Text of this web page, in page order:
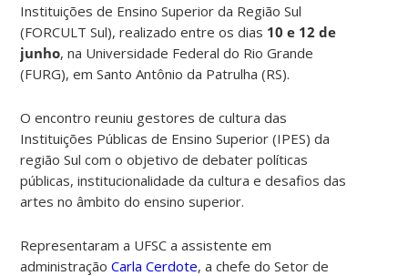
Instituições de Ensino Superior da Região Sul
(FORCULT Sul), realizado entre os dias 10 e 12 de
junho, na Universidade Federal do Rio Grande
(FURG), em Santo Antônio da Patrulha (RS).
O encontro reuniu gestores de cultura das
Instituições Públicas de Ensino Superior (IPES) da
região Sul com o objetivo de debater políticas
públicas, institucionalidade da cultura e desafios das
artes no âmbito do ensino superior.
Representaram a UFSC a assistente em
administraçãoCarla Cerdote, a chefe do Setor de